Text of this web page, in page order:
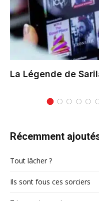
La Légende de
Récemment
Tout lâcher ?
Ils sont fous ces sorciers